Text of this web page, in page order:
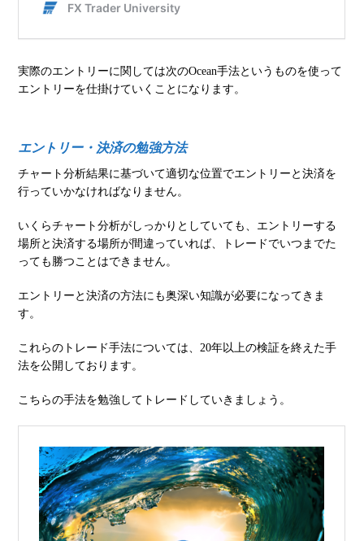
実際のエントリーに関しては次のOcean手法というものを使って
エントリーを仕掛けていくことになります。
エントリー・決済の勉強方法
チャート分析結果に基づいて適切な位置でエントリーと決済を
行っていかなければなりません。
いくらチャート分析がしっかりとしていても、エントリーする
場所と決済する場所が間違っていれば、トレードでいつまでた
っても勝つことはできません。
エントリーと決済の方法にも奥深い知識が必要になってきま
す。
これらのトレード手法については、20年以上の検証を終えた手
法を公開しております。
こちらの手法を勉強してトレードしていきましょう。